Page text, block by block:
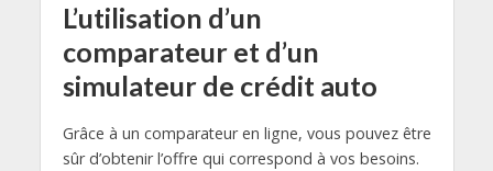
L’utilisation d’un
comparateur et d’un
simulateur de crédit auto
Grâce à un comparateur en ligne, vous pouvez être
sûr d’obtenir l’offre qui correspond à vos besoins.